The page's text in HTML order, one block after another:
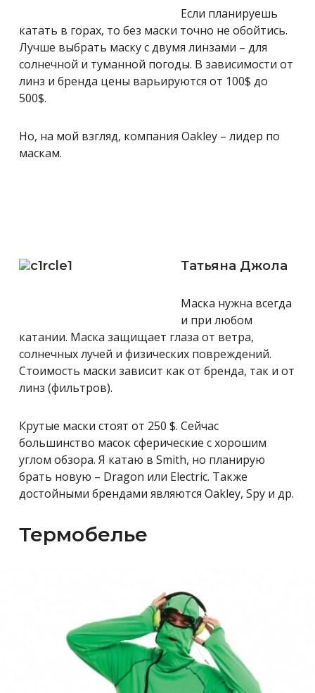
Если планируешь
катать в горах, то без маски точно не обойтись.
Лучше выбрать маску с двумя линзами – для
солнечной и туманной погоды. В зависимости от
линз и бренда цены варьируются от 100$ до
500$.
Но, на мой взгляд, компания Oakley – лидер по
маскам.
Татьяна Джола
Маска нужна всегда
и при любом
катании. Маска защищает глаза от ветра,
солнечных лучей и физических повреждений.
Стоимость маски зависит как от бренда, так и от
линз (фильтров).
Крутые маски стоят от 250 $. Сейчас
большинство масок сферические с хорошим
углом обзора. Я катаю в Smith, но планирую
брать новую – Dragon или Electric. Также
достойными брендами являются Oakley, Spy и др.
Термобелье